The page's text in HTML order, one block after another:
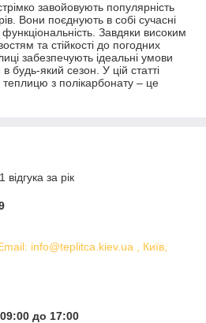
завойовують популярність
Вони поєднують в собі сучасні
функціональність. Завдяки високим
та стійкості до погодних
забезпечують ідеальні умови
який сезон. У цій статті
з полікарбонату – це
за рік
info@teplitca.kiev.ua , Київ,
до 17:00